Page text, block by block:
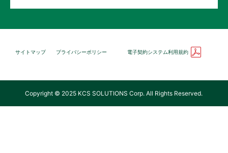
サイトマップ プライバシーポリシー 電子契約システム利用規約
Copyright © 2025 KCS SOLUTIONS Corp. All Rights Reserved.